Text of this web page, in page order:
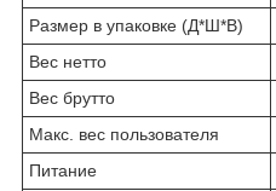
Размер в упаковке (Д*Ш*В)
Вес нетто
Вес брутто
Макс. вес пользователя
Питание